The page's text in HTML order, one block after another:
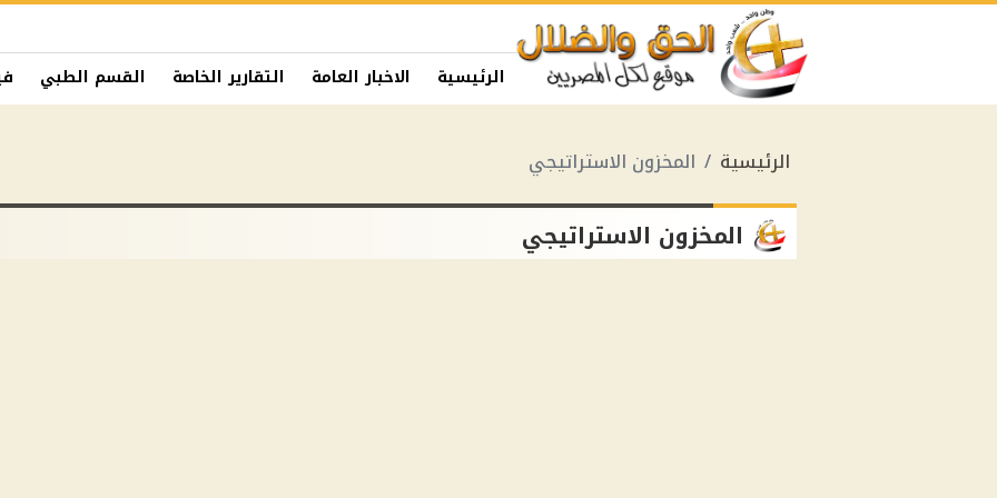
الرئيسية الاخبار العامة التقارير الخاصة القسم الطبي
الرئيسية المخزون الاستراتيجي
المخزون الاستراتيجي